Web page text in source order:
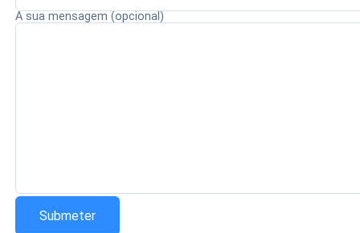
A sua mensagem (opcional)